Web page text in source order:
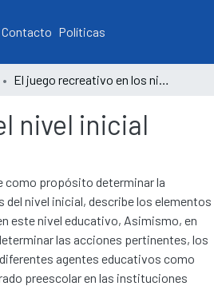
Contacto Políticas
El juego recreativo en los niños de 04 años del nivel inicial
nivel inicial
como propósito determinar la
del nivel inicial, describe los elementos
este nivel educativo, Asimismo, en
las acciones pertinentes, los
agentes educativos como
preescolar en las instituciones